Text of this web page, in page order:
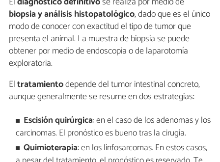
biopsia y análisis histopatológico, dado que es el único
modo de conocer con exactitud el tipo de tumor que
presenta el animal. La muestra de biopsia se puede
obtener por medio de endoscopia o de laparotomía
exploratoria.
Eltratamientodepende del tumor intestinal concreto,
aunque generalmente se resume en dos estrategias:
Escisión quirúrgica: en el caso de los adenomas y los
carcinomas. El pronóstico es bueno tras la cirugía.
Quimioterapia: en los linfosarcomas. En estos casos,